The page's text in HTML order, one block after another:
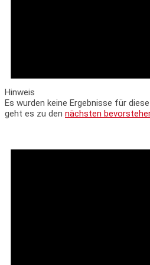
Hinweis
Es wurden keine Ergebnisse für
geht es zu den nächsten